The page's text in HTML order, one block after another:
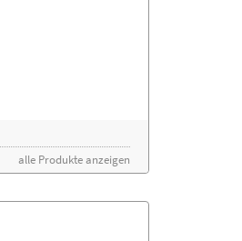
alle Produkte anzeigen